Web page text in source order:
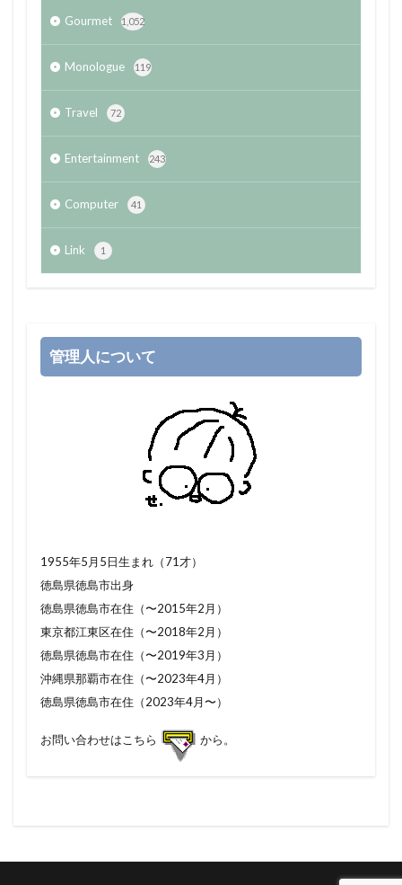
Gourmet 1,052
Monologue 119
Travel 72
Entertainment 243
Computer 41
Link 1
管理人について
1955年5月5日生まれ（71才）
徳島県徳島市出身
徳島県徳島市在住（〜2015年2月）
東京都江東区在住（〜2018年2月）
徳島県徳島市在住（〜2019年3月）
沖縄県那覇市在住（〜2023年4月）
徳島県徳島市在住（2023年4月〜）
お問い合わせはこちら から。